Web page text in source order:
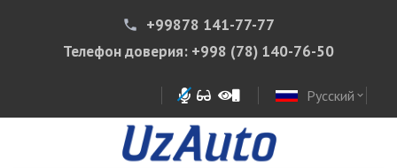
phone
+99878 141-77-77
Телефон доверия: +998 (78) 140-76-50
Русский expand_more